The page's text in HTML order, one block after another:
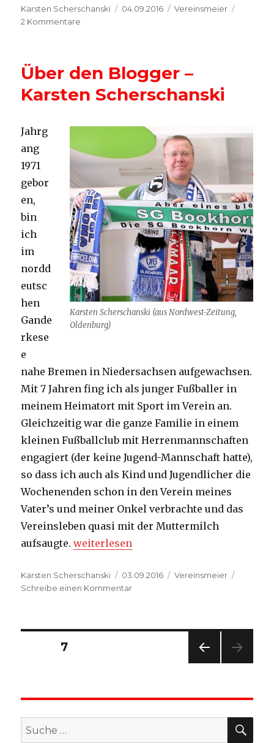
Autor
Karsten Scherschanski
Veröffentlicht
04.09.2016 Kategorien
Vereinsmeier
2 Kommentare
Vereinsmeier
Über den Blogger –
Karsten Scherschanski
Karsten Scherschanski (aus Nordwest-Zeitung,
Oldenburg)
Jahrg
ang
1971
gebor
en,
bin
ich
im
nordd
eutsc
hen
Gande
rkese
e
nahe Bremen in Niedersachsen aufgewachsen.
Mit 7 Jahren fing ich als junger Fußballer in
meinem Heimatort mit Sport im Verein an.
Gleichzeitig war die ganze Familie in einem
kleinen Fußballclub mit Herrenmannschaften
engagiert (der keine Jugend-Mannschaft hatte),
so dass ich auch als Kind und Jugendlicher die
Wochenenden schon in den Verein meines
Vater’s und meiner Onkel verbrachte und das
Vereinsleben quasi mit der Muttermilch
aufsaugte.„Über den Blogger – Karsten
weiterlesen
Autor
Karsten Scherschanski
Veröffentlicht
am
03.09.2016 Kategorien
Vereinsmeier
Schreibe einen Kommentarzu
Scherschanski
Beitragsnavigation
SEIT
E
7
Suche